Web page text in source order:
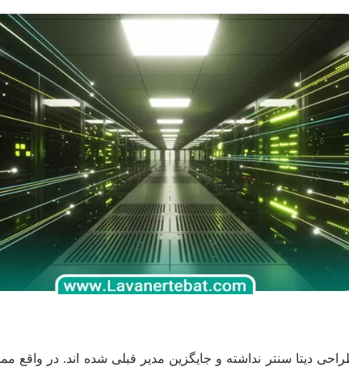
دیتا سنتر نداشته و جایگزین مدیر قبلی شده اند. در